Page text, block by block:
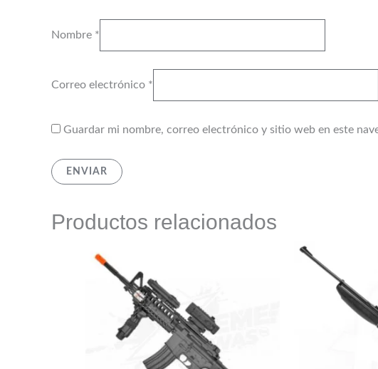
Nombre *
Correo electrónico *
Guardar mi nombre, correo electrónico y sitio web en este
Productos relacionados